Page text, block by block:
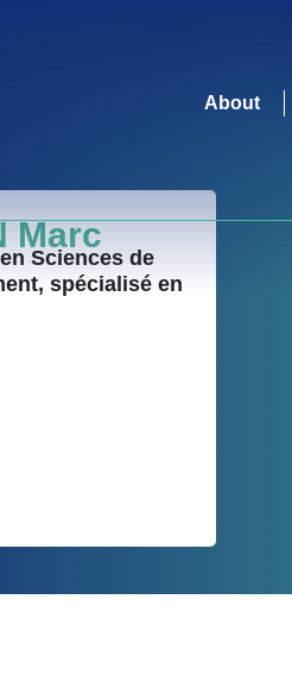
About
Marc
Sciences de
spécialisé en